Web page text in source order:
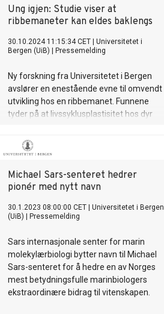
Ung igjen: Studie viser at
ribbemaneter kan eldes baklengs
30.10.2024 11:15:34 CET
Universitetet i
Bergen (UiB)
Pressemelding
Ny forskning fra Universitetet i Bergen
avslører en enestående evne til omvendt
utvikling hos en ribbemanet. Funnene
tyder på at livssyklusplastisitet hos dyr
Michael Sars-senteret hedrer
pionér med nytt navn
30.1.2023 08:00:00 CET
Universitetet i Bergen
(UiB)
Pressemelding
Sars internasjonale senter for marin
molekylærbiologi bytter navn til Michael
Sars-senteret for å hedre en av Norges
mest betydningsfulle marinbiologers
ekstraordinære bidrag til vitenskapen.